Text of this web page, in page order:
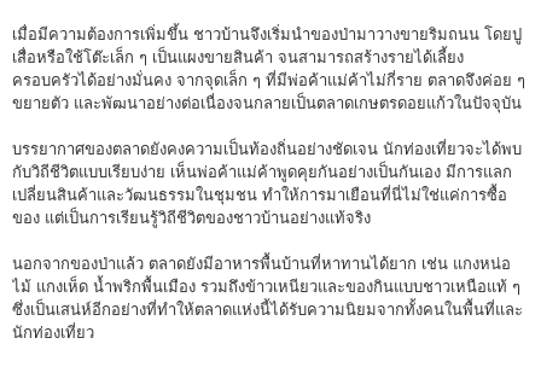
เมื่อมีความต้องการเพิ่มขึ้น ชาวบ้านจึงเริ่มนำของป่ามาวางขายริมถนน โดยปู
เสื่อหรือใช้โต๊ะเล็ก ๆ เป็นแผงขายสินค้า จนสามารถสร้างรายได้เลี้ยง
ครอบครัวได้อย่างมั่นคง จากจุดเล็ก ๆ ที่มีพ่อค้าแม่ค้าไม่กี่ราย ตลาดจึงค่อย ๆ
ขยายตัว และพัฒนาอย่างต่อเนื่องจนกลายเป็นตลาดเกษตรดอยแก้วในปัจจุบัน
บรรยากาศของตลาดยังคงความเป็นท้องถิ่นอย่างชัดเจน นักท่องเที่ยวจะได้พบ
กับวิถีชีวิตแบบเรียบง่าย เห็นพ่อค้าแม่ค้าพูดคุยกันอย่างเป็นกันเอง มีการแลก
เปลี่ยนสินค้าและวัฒนธรรมในชุมชน ทำให้การมาเยือนที่นี่ไม่ใช่แค่การซื้อ
ของ แต่เป็นการเรียนรู้วิถีชีวิตของชาวบ้านอย่างแท้จริง
นอกจากของป่าแล้ว ตลาดยังมีอาหารพื้นบ้านที่หาทานได้ยาก เช่น แกงหน่อ
ไม้ แกงเห็ด น้ำพริกพื้นเมือง รวมถึงข้าวเหนียวและของกินแบบชาวเหนือแท้ ๆ
ซึ่งเป็นเสน่ห์อีกอย่างที่ทำให้ตลาดแห่งนี้ได้รับความนิยมจากทั้งคนในพื้นที่และ
นักท่องเที่ยว